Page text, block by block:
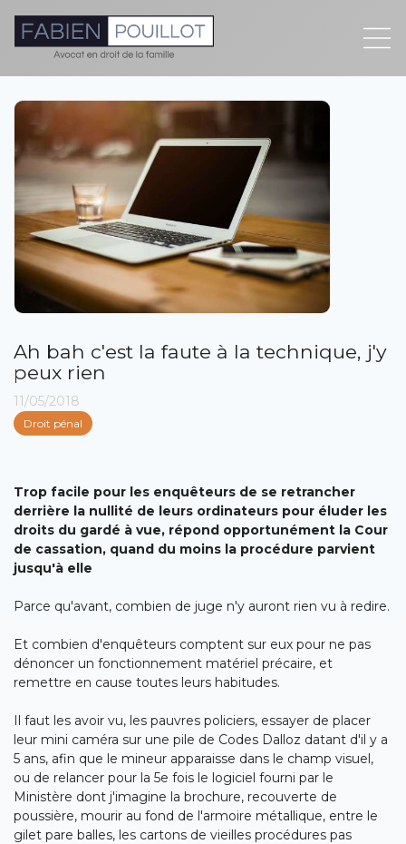
Ah bah c'est la faute à la technique, j'y
peux rien
11/05/2018
Droit pénal
Trop facile pour les enquêteurs de se retrancher
derrière la nullité de leurs ordinateurs pour éluder les
droits du gardé à vue, répond opportunément la Cour
de cassation, quand du moins la procédure parvient
jusqu'à elle
Parce qu'avant, combien de juge n'y auront rien vu à redire.
Et combien d'enquêteurs comptent sur eux pour ne pas
dénoncer un fonctionnement matériel précaire, et
remettre en cause toutes leurs habitudes.
Il faut les avoir vu, les pauvres policiers, essayer de placer
leur mini caméra sur une pile de Codes Dalloz datant d'il y a
5 ans, afin que le mineur apparaisse dans le champ visuel,
ou de relancer pour la 5e fois le logiciel fourni par le
Ministère dont j'imagine la brochure, recouverte de
poussière, mourir au fond de l'armoire métallique, entre le
gilet pare balles, les cartons de vieilles procédures pas